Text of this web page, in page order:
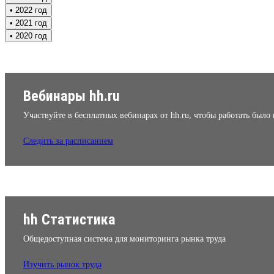
• 2022 год
• 2021 год
• 2020 год
Вебинары hh.ru
Участвуйте в бесплатных вебинарах от hh.ru, чтобы работать было
Следить за расписанием
hh Статистика
Общедоступная система для мониторинга рынка труда
Изучить рынок труда